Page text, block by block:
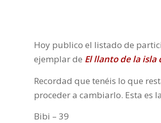
Hoy publico el listado de
ejemplar de El llanto de la isla
Recordad que tenéis lo que
proceder a cambiarlo. Esta es
Bibi – 39